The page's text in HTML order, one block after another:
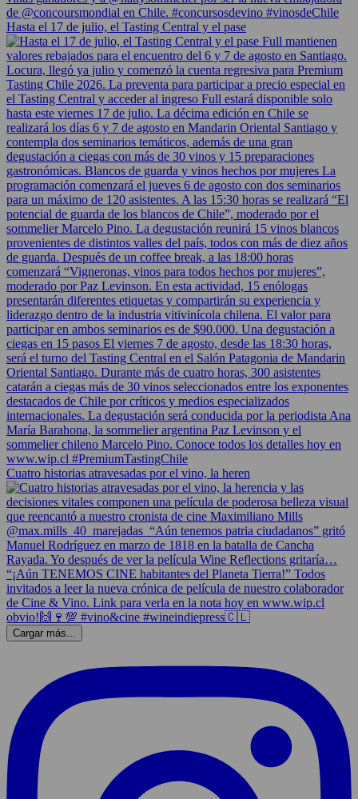
Hasta el 17 de julio, el Tasting Central y el pase
Cuatro historias atravesadas por el vino, la heren
Cargar más...